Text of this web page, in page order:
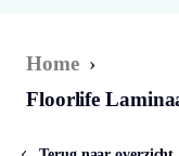
Home ›
Floorlife